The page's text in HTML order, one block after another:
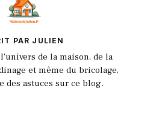
PAR JULIEN
de la maison, de la
et même du bricolage,
des astuces sur ce blog.